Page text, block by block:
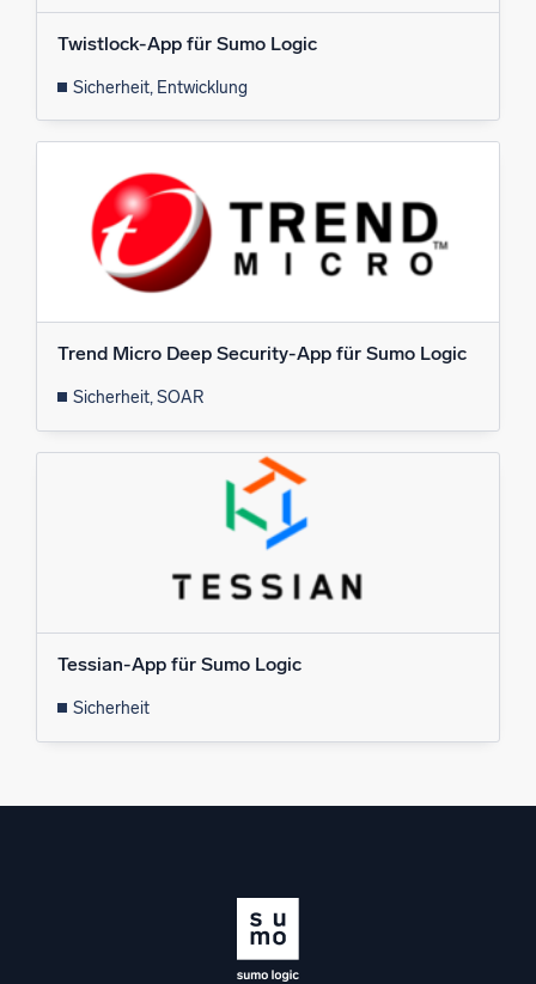
Twistlock-App für Sumo Logic
Sicherheit, Entwicklung
Trend Micro Deep Security-App für Sumo Logic
Sicherheit, SOAR
Tessian-App für Sumo Logic
Sicherheit